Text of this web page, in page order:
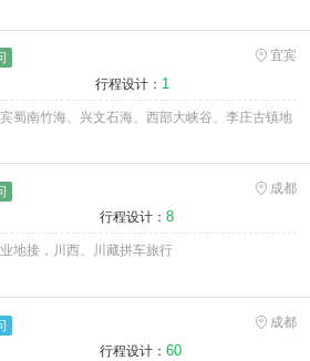
宜宾
行程设计： 1
蜀南竹海、兴文石海、西部大峡谷、李庄古镇地
成都
行程设计： 8
地接，川西、川藏拼车旅行
成都
行程设计： 60